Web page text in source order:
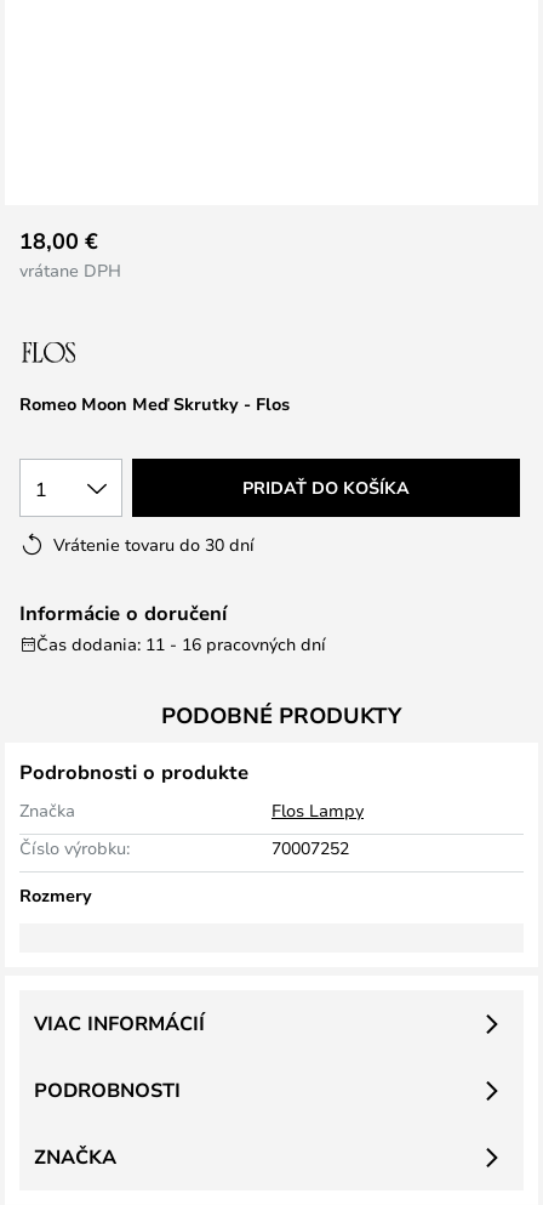
na
začiatok
obrázkov
Romeo Moon Meď Skrutky - Flos
18,00 €
vrátane DPH
1 PRIDAŤ DO KOŠÍKA
Vrátenie tovaru do 30 dní
Informácie o doručení
Čas dodania: 11 - 16 pracovných dní
PODOBNÉ PRODUKTY
Podrobnosti o produkte
Značka
Flos Lampy
Číslo výrobku:
70007252
Rozmery
PODROBNOSTI
VIAC INFORMÁCIÍ
ZNAČKA